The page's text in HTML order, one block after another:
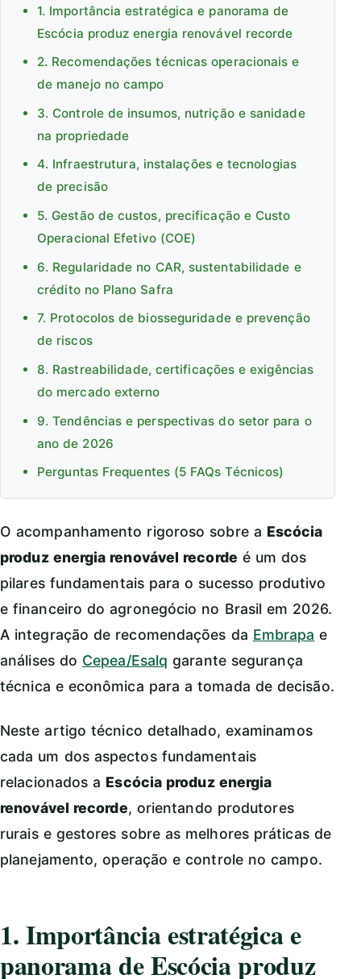
1. Importância estratégica e panorama de
Escócia produz energia renovável recorde
2. Recomendações técnicas operacionais e
de manejo no campo
3. Controle de insumos, nutrição e sanidade
na propriedade
4. Infraestrutura, instalações e tecnologias
de precisão
5. Gestão de custos, precificação e Custo
Operacional Efetivo (COE)
6. Regularidade no CAR, sustentabilidade e
crédito no Plano Safra
7. Protocolos de biosseguridade e prevenção
de riscos
8. Rastreabilidade, certificações e exigências
do mercado externo
9. Tendências e perspectivas do setor para o
ano de 2026
Perguntas Frequentes (5 FAQs Técnicos)
O acompanhamento rigoroso sobre a Escócia
produz energia renovável recorde é um dos
pilares fundamentais para o sucesso produtivo
e financeiro do agronegócio no Brasil em 2026.
A integração de recomendações da Embrapa e
análises do Cepea/Esalq garante segurança
técnica e econômica para a tomada de decisão.
Neste artigo técnico detalhado, examinamos
cada um dos aspectos fundamentais
relacionados a Escócia produz energia
renovável recorde, orientando produtores
rurais e gestores sobre as melhores práticas de
planejamento, operação e controle no campo.
1. Importância estratégica e
panorama de Escócia produz